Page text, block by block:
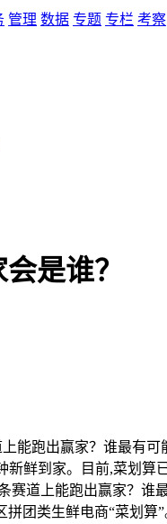
管理 数据 专题 专栏 考察
是谁？
能跑出赢家？谁最有
新鲜到家。目前,菜划算
赛道上能跑出赢家？谁
团类生鲜电商“菜划算”